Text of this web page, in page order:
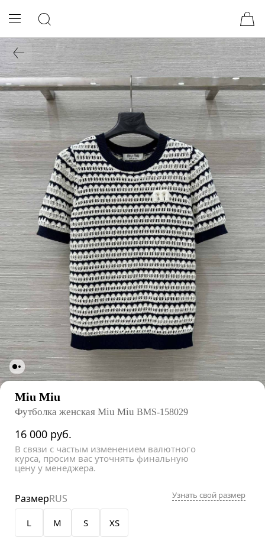
Miu Miu
Футболка женская Miu Miu BMS-158029
16 000 руб.
В связи с частым изменением валютного
курса, просим вас уточнять финальную
цену у менеджера.
L M S XS
РазмерRUS Узнать свой размер